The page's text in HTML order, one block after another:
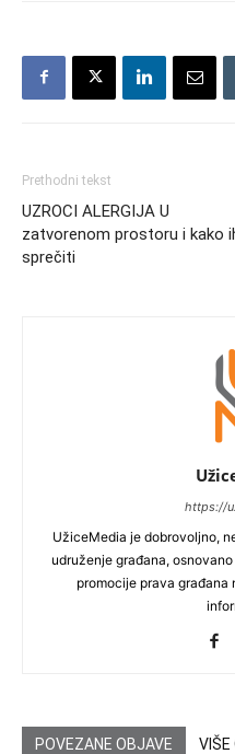
Prethodni tekst
UZROCI ALERGIJA U
zatvorenom prostoru i kako
sprečiti
https://
UžiceMedia je dobrovoljno,
udruženje građana,
promocije prava
POVEZANE OBJAVE VIŠE